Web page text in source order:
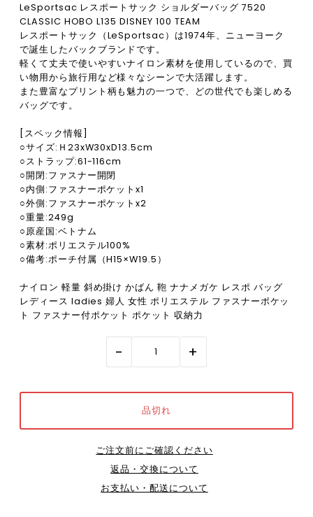
LeSportsac レスポートサック ショルダーバッグ 7520
CLASSIC HOBO L135 DISNEY 100 TEAM
レスポートサック（LeSportsac）は1974年、ニューヨーク
で誕生したバックブランドです。
軽くて丈夫で使いやすいナイロン素材を使用しているので、買
い物用から旅行用など様々なシーンで大活躍します。
また豊富なプリント柄も魅力の一つで、どの世代でも楽しめる
バッグです。
[スペック情報]
○サイズ:Ｈ23xW30xD13.5cm
○ストラップ:61-116cm
○開閉:ファスナー開閉
○内側:ファスナーポケットx1
○外側:ファスナーポケットx2
○重量:249g
○原産国:ベトナム
○素材:ポリエステル100%
○備考:ポーチ付属（H15×W19.5）
ナイロン 軽量 斜め掛け かばん 鞄 ナナメガケ レスポ バッグ
レディース ladies 婦人 女性 ポリエステル ファスナーポケッ
ト ファスナー付ポケット ポケット 収納力
- +
ご注文前にご確認ください
返品・交換について
お支払い・配送について